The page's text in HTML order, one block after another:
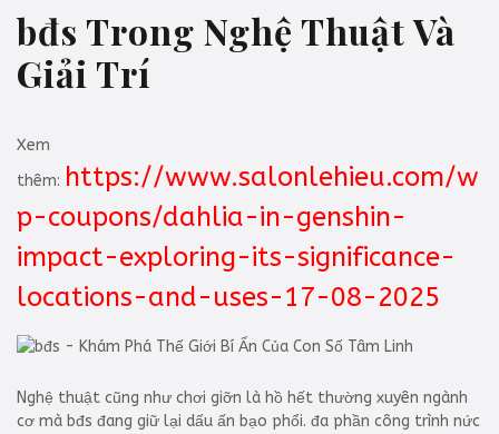
bđs Trong Nghệ Thuật Và
Giải Trí
Xem
thêm: https://www.salonlehieu.com/w
p-coupons/dahlia-in-genshin-
impact-exploring-its-significance-
locations-and-uses-17-08-2025
Nghệ thuật cũng như chơi giỡn là hồ hết thường xuyên ngành
cơ mà bđs đang giữ lại dấu ấn bạo phổi. đa phần công trình nức